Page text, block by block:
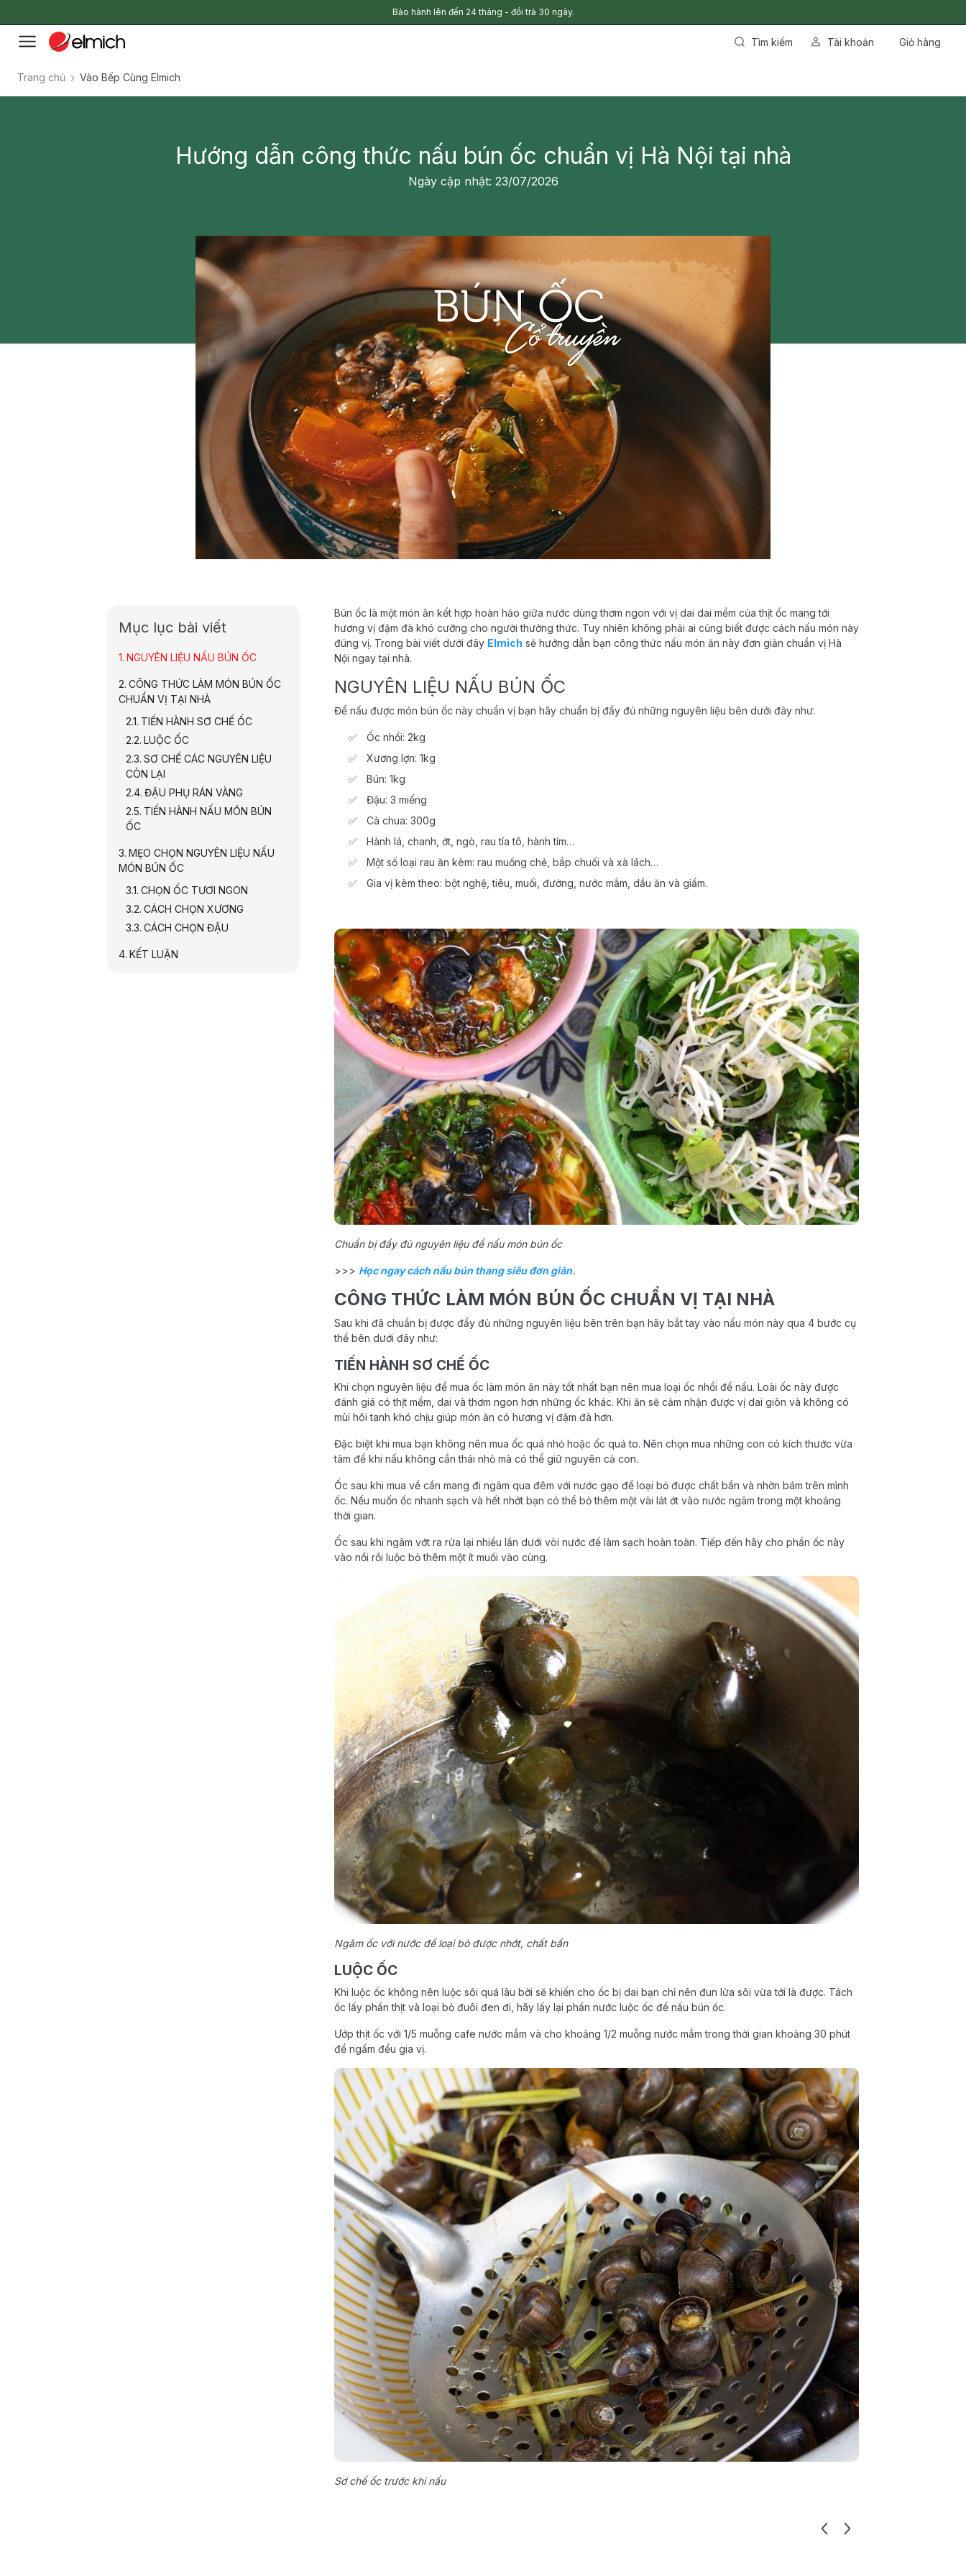
Bảo hành lên đến 24 tháng - đổi trả 30 ngày.
Tìm kiếm Tài khoản Giỏ hàng
Trang chủ Vào Bếp Cùng Elmich
Hướng dẫn công thức nấu bún ốc chuẩn vị Hà Nội tại nhà
Ngày cập nhật: 23/07/2026
Bún ốc là một món ăn kết hợp hoàn hảo giữa nước dùng thơm ngon với vị dai dai mềm của thịt ốc mang tới
hương vị đậm đà khó cưỡng cho người thưởng thức. Tuy nhiên không phải ai cũng biết được cách nấu món này
đúng vị. Trong bài viết dưới đây Elmich sẽ hướng dẫn bạn công thức nấu món ăn này đơn giản chuẩn vị Hà
Nội ngay tại nhà.
NGUYÊN LIỆU NẤU BÚN ỐC
Để nấu được món bún ốc này chuẩn vị bạn hãy chuẩn bị đầy đủ những nguyên liệu bên dưới đây như:
Ốc nhồi: 2kg
Xương lợn: 1kg
Bún: 1kg
Đậu: 3 miếng
Cà chua: 300g
Hành lá, chanh, ớt, ngò, rau tía tô, hành tím…
Một số loại rau ăn kèm: rau muống chẻ, bắp chuối và xà lách…
Gia vị kèm theo: bột nghệ, tiêu, muối, đường, nước mắm, dầu ăn và giấm.
Chuẩn bị đầy đủ nguyên liệu để nấu món bún ốc
>>> Học ngay cách nấu bún thang siêu đơn giản.
CÔNG THỨC LÀM MÓN BÚN ỐC CHUẨN VỊ TẠI NHÀ
Sau khi đã chuẩn bị được đầy đủ những nguyên liệu bên trên bạn hãy bắt tay vào nấu món này qua 4 bước cụ
thể bên dưới đây như:
TIẾN HÀNH SƠ CHẾ ỐC
Khi chọn nguyên liệu để mua ốc làm món ăn này tốt nhất bạn nên mua loại ốc nhồi để nấu. Loài ốc này được
đánh giá có thịt mềm, dai và thơm ngon hơn những ốc khác. Khi ăn sẽ cảm nhận được vị dai giòn và không có
mùi hôi tanh khó chịu giúp món ăn có hương vị đậm đà hơn.
Đặc biệt khi mua bạn không nên mua ốc quá nhỏ hoặc ốc quá to. Nên chọn mua những con có kích thước vừa
tâm để khi nấu không cần thái nhỏ mà có thể giữ nguyên cả con.
Ốc sau khi mua về cần mang đi ngâm qua đêm với nước gạo để loại bỏ được chất bẩn và nhờn bám trên mình
ốc. Nếu muốn ốc nhanh sạch và hết nhớt bạn có thể bỏ thêm một vài lát ớt vào nước ngâm trong một khoảng
thời gian.
Ốc sau khi ngâm vớt ra rửa lại nhiều lần dưới vòi nước để làm sạch hoàn toàn. Tiếp đến hãy cho phần ốc này
vào nồi rồi luộc bỏ thêm một ít muối vào cùng.
Ngâm ốc với nước để loại bỏ được nhớt, chất bẩn
LUỘC ỐC
Khi luộc ốc không nên luộc sôi quá lâu bởi sẽ khiến cho ốc bị dai bạn chỉ nên đun lửa sôi vừa tới là được. Tách
ốc lấy phần thịt và loại bỏ đuôi đen đi, hãy lấy lại phần nước luộc ốc để nấu bún ốc.
Ướp thịt ốc với 1/5 muỗng cafe nước mắm và cho khoảng 1/2 muỗng nước mắm trong thời gian khoảng 30 phút
để ngấm đều gia vị.
Sơ chế ốc trước khi nấu
Mục lục bài viết
NGUYÊN LIỆU NẤU BÚN ỐC
CÔNG THỨC LÀM MÓN BÚN ỐC
CHUẨN VỊ TẠI NHÀ
TIẾN HÀNH SƠ CHẾ ỐC
LUỘC ỐC
SƠ CHẾ CÁC NGUYÊN LIỆU
CÒN LẠI
ĐẬU PHỤ RÁN VÀNG
TIẾN HÀNH NẤU MÓN BÚN
ỐC
MẸO CHỌN NGUYÊN LIỆU NẤU
MÓN BÚN ỐC
CHỌN ỐC TƯƠI NGON
CÁCH CHỌN XƯƠNG
CÁCH CHỌN ĐẬU
KẾT LUẬN